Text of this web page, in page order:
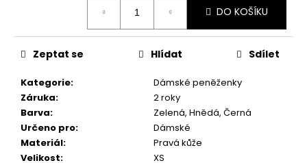
DO KOŠÍKU
Kategorie:
Dámské peněženky
Záruka:
2 roky
Barva:
Zelená, Hnědá, Černá
Určeno pro:
Dámské
Materiál:
Pravá kůže
Velikost:
XS
Zeptat se Hlídat Sdílet
e
m